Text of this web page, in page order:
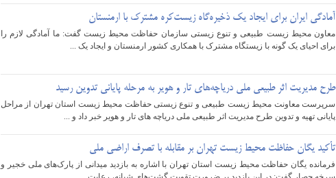
آمادگی ایران برای ایجاد یک ذخیره‌گاه زیست‌کره مشترک با ارمنستان
معاون محیط زیست طبیعی و تنوع زیستی سازمان حفاظت محیط زیست گفت: ما آمادگی لازم را
برای احیای یک گونه با زیستگاه مشترک با همکاری کشور ارمنستان و ایجاد یک ...
طرح مدیریت اثر طبیعی ملی دریاچه‌های تار و هویر به مرحله پایانی تدوین رسید
سرپرست معاونت محیط زیست طبیعی و تنوع زیستی حفاظت محیط زیست استان تهران از مراحل
پایانی تهیه و تدوین طرح مدیریت اثر طبیعی ملی دریاچه‌ های تار و هویر خبر داد و ...
تأکید یگان حفاظت محیط زیست تهران بر مقابله با تصرف اراضی ملی
فرمانده یگان حفاظت محیط زیست استان تهران با اشاره به بازدید میدانی از پارک‌های ملی خجیر و